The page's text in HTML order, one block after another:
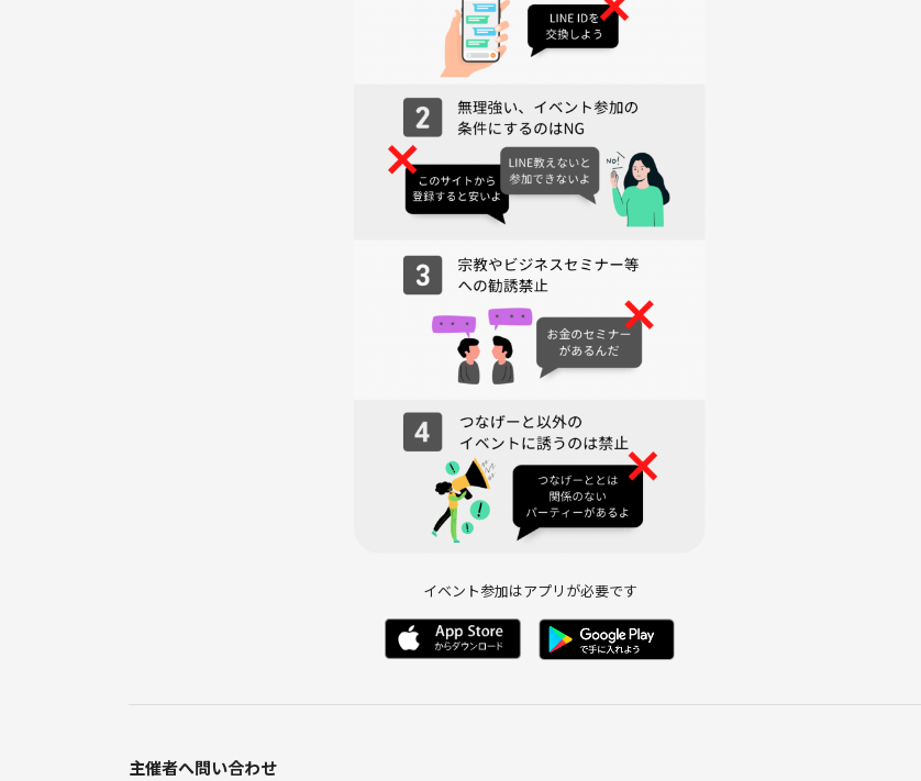
入店→お店で受付→主催と合流→自己紹介→飲み物を決めたり淹れる→おしゃべりしながら紅茶とスイーツ&サンド
イッチタイム！🫖→（終了時間近くになったら）お会計→解散🌸
A.主催側で味や香りが良いと感じる紅茶を2種類用意しています☺️
例えば神戸紅茶やムレスナティーなど、日本の水に合わせてブレンドされたものが多いです🇯🇵
Q.夜はカフェイン飲めないけど参加できる？
また食事場所がドリンクバー付きのため、コーヒーやカフェラテ、ソフトドリンクやスープもあります🥤
詳しく知りたい方は下記をご確認下さい⭐️
Q.神楽坂のスイーツはサンドイッチは誰が用意するの？
イベント参加はアプリが必要です
主催者へ問い合わせ